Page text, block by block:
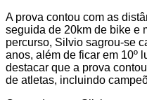
A prova contou com as
seguida de 20km de bike e
percurso, Silvio sagrou-se
anos, além de ficar em 10º
destacar que a prova
de atletas, incluindo